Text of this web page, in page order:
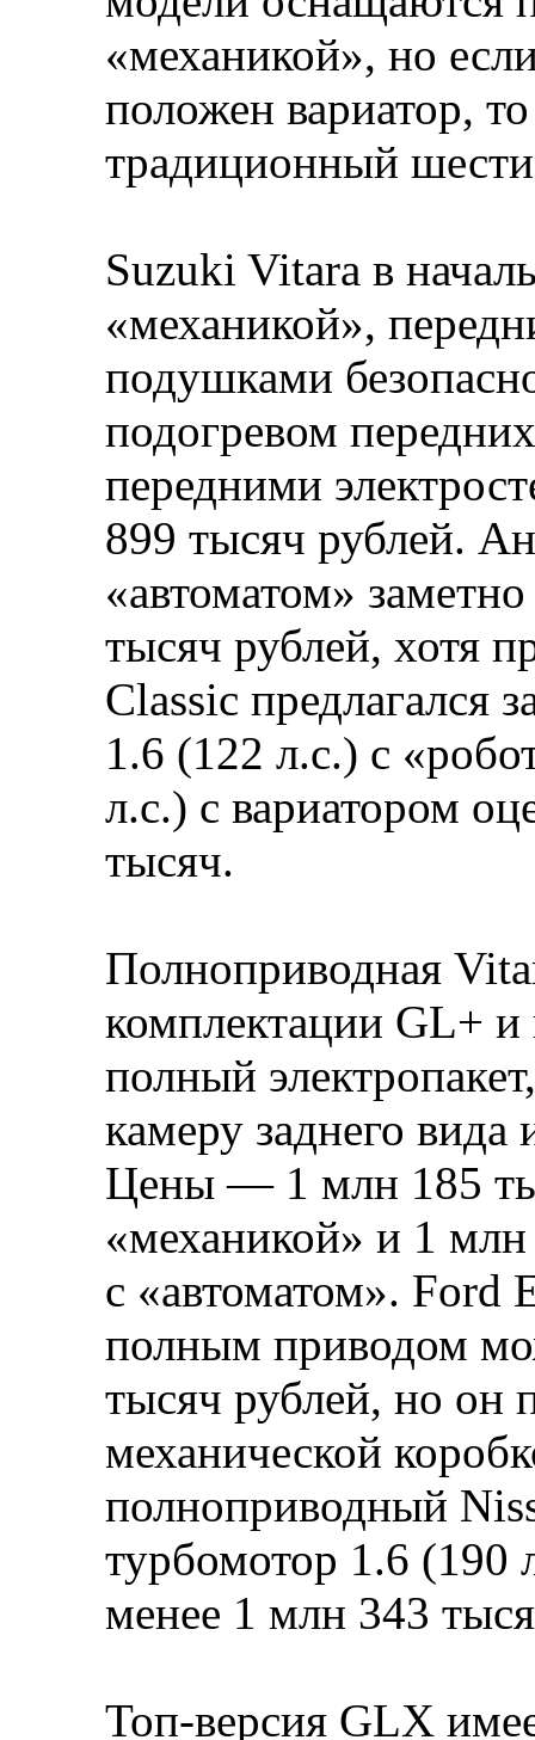
«механикой», но
положен вариатор,
традиционный
Suzuki Vitara в
«механикой»,
подушками
подогревом
передними
899 тысяч рублей.
«автоматом»
тысяч рублей, хотя
Classic предлагался
1.6 (122 л.с.) с
л.с.) с вариатором
тысяч.
Полноприводная
комплектации GL+ и
полный
камеру заднего вида
Цены — 1 млн 185
«механикой» и 1 млн
с «автоматом». Ford
полным приводом
тысяч рублей, но он
механической
полноприводный
турбомотор 1.6 (190
менее 1 млн 343
Топ-версия GLX